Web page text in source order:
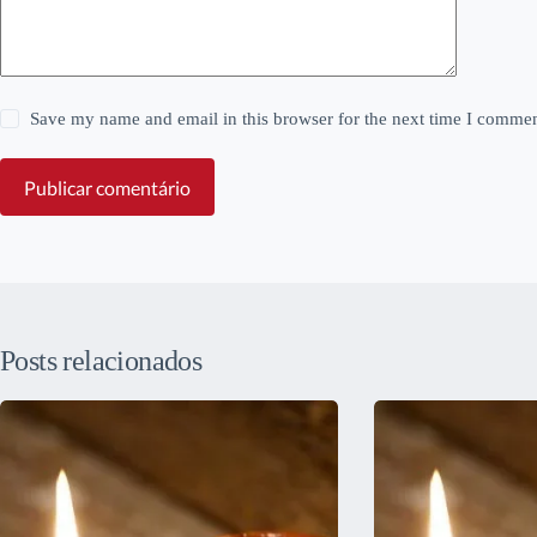
Save my name and email in this browser for the next time I
Publicar comentário
Posts relacionados